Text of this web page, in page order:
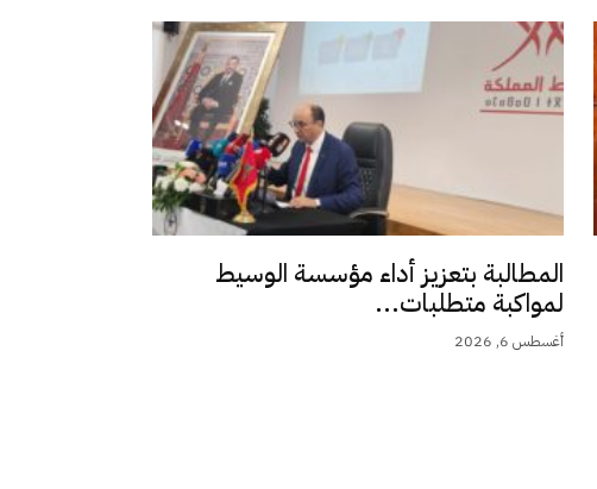
المطالبة بتعزيز أداء مؤسسة الوسيط
لمواكبة متطلبات...
أغسطس 6, 2026